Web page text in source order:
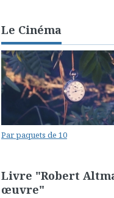
Le Cinéma
Par paquets de 10
Livre "Robert
œuvre"